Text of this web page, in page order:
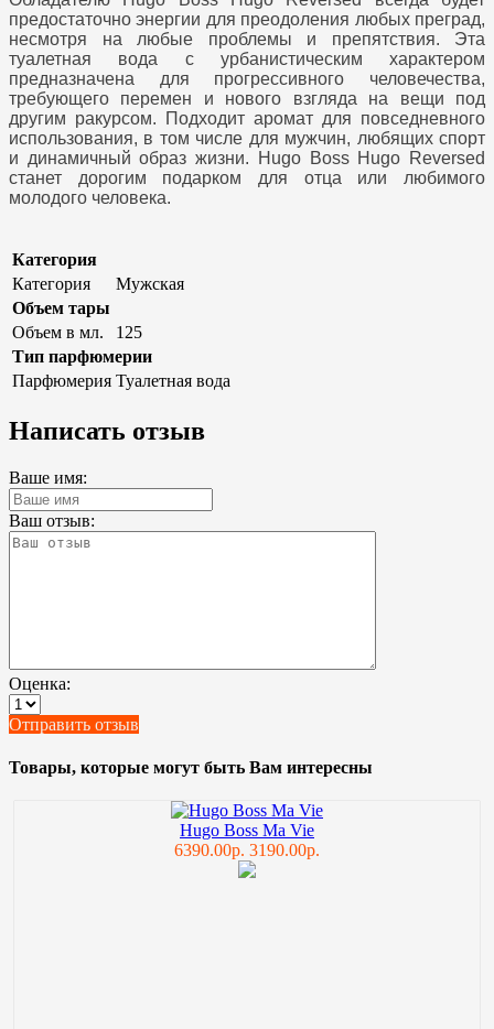
предостаточно энергии для преодоления любых преград,
несмотря на любые проблемы и препятствия. Эта
туалетная вода с урбанистическим характером
предназначена для прогрессивного человечества,
требующего перемен и нового взгляда на вещи под
другим ракурсом. Подходит аромат для повседневного
использования, в том числе для мужчин, любящих спорт
и динамичный образ жизни. Hugo Boss Hugo Reversed
станет дорогим подарком для отца или любимого
молодого человека.
Категория
Категория
Мужская
Объем тары
Объем в мл.
125
Тип парфюмерии
Парфюмерия Туалетная вода
Написать отзыв
Ваше имя:
Ваш отзыв:
Оценка:
Отправить отзыв
Товары, которые могут быть Вам интересны
Hugo Boss Ma Vie
6390.00р. 3190.00р.